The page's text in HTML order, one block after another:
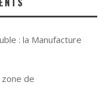
: la Manufacture
de